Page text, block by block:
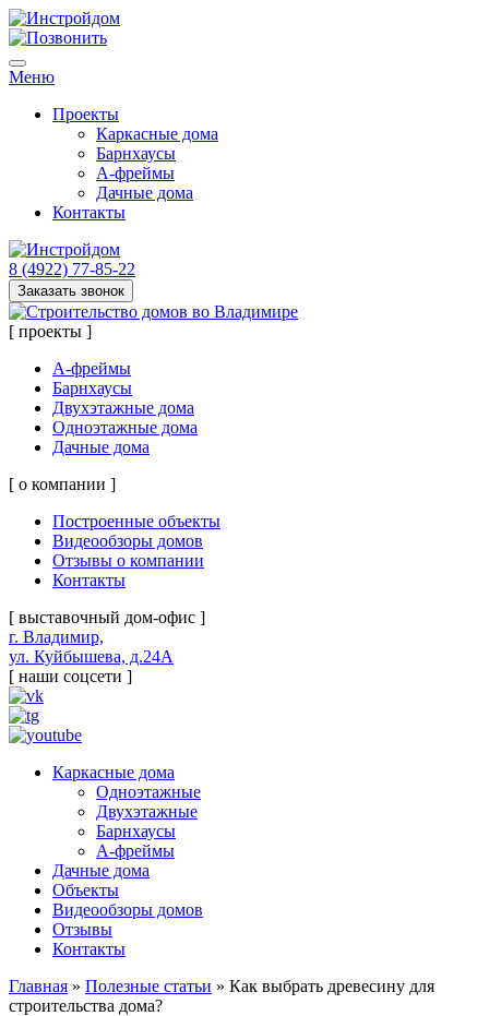
Меню
Проекты
Каркасные дома
Барнхаусы
А-фреймы
Дачные дома
Контакты
8 (4922) 77-85-22
Заказать звонок
[ проекты ]
А-фреймы
Барнхаусы
Двухэтажные дома
Одноэтажные дома
Дачные дома
[ о компании ]
Построенные объекты
Видеообзоры домов
Отзывы о компании
Контакты
[ выставочный дом-офис ]
г. Владимир,
ул. Куйбышева, д.24А
[ наши соцсети ]
Каркасные дома
Одноэтажные
Двухэтажные
Барнхаусы
А-фреймы
Дачные дома
Объекты
Видеообзоры домов
Отзывы
Контакты
Главная » Полезные статьи » Как выбрать древесину для
строительства дома?